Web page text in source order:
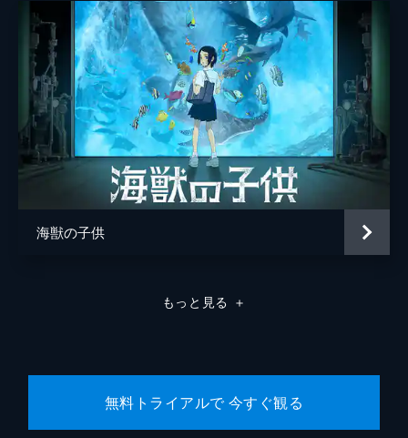
海獣の子供
もっと見る ＋
無料トライアルで 今すぐ観る